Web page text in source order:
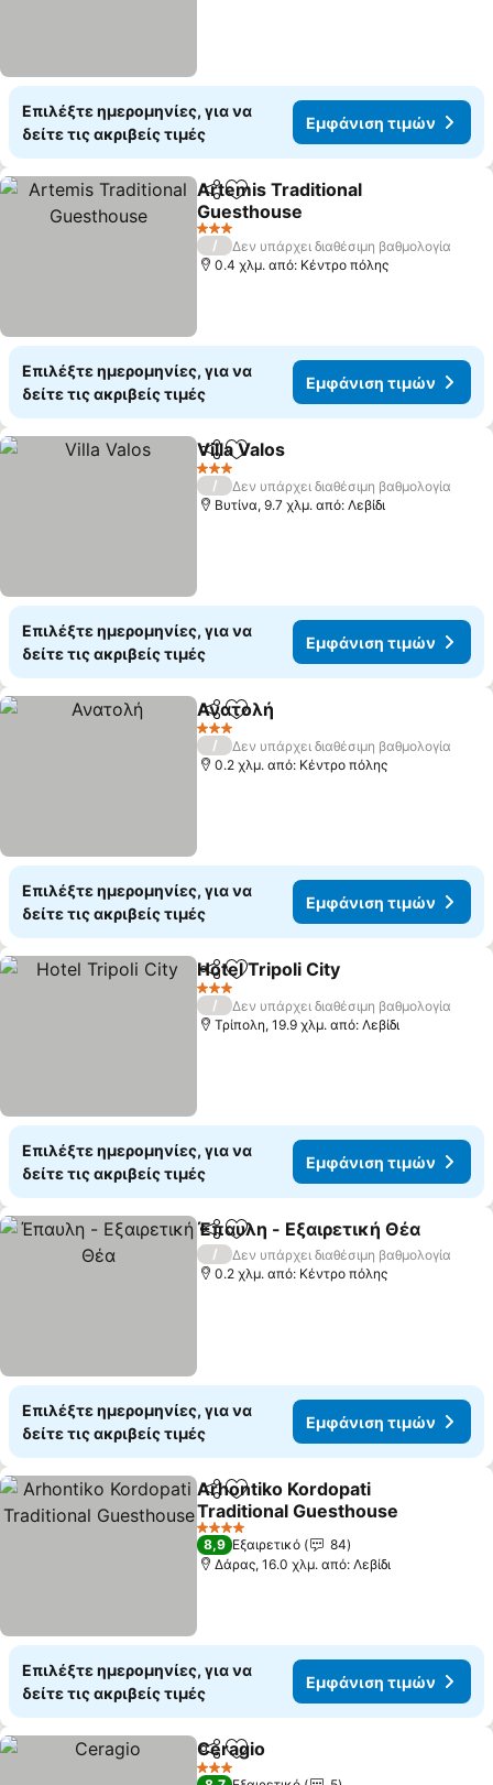
Επιλέξτε ημερομηνίες, για να
δείτε τις ακριβείς τιμές
Εμφάνιση τιμών
Κοινοποίηση
Προσθήκη στα αγαπημένα
Artemis Traditional
Guesthouse
Εμφάνιση τιμών
3 Αστέρια
/
Δεν υπάρχει διαθέσιμη βαθμολογία
0.4 χλμ. από: Κέντρο πόλης
Επιλέξτε ημερομηνίες, για να
δείτε τις ακριβείς τιμές
Εμφάνιση τιμών
Κοινοποίηση
Προσθήκη στα αγαπημένα
Villa Valos
3 Αστέρια
/
Δεν υπάρχει διαθέσιμη βαθμολογία
Βυτίνα, 9.7 χλμ. από: Λεβίδι
Επιλέξτε ημερομηνίες, για να
δείτε τις ακριβείς τιμές
Εμφάνιση τιμών
Κοινοποίηση
Προσθήκη στα αγαπημένα
Ανατολή
3 Αστέρια
/
Δεν υπάρχει διαθέσιμη βαθμολογία
0.2 χλμ. από: Κέντρο πόλης
Επιλέξτε ημερομηνίες, για να
δείτε τις ακριβείς τιμές
Εμφάνιση τιμών
Κοινοποίηση
Προσθήκη στα αγαπημένα
Hotel Tripoli City
3 Αστέρια
/
Δεν υπάρχει διαθέσιμη βαθμολογία
Τρίπολη, 19.9 χλμ. από: Λεβίδι
Επιλέξτε ημερομηνίες, για να
δείτε τις ακριβείς τιμές
Εμφάνιση τιμών
Κοινοποίηση
Προσθήκη στα αγαπημένα
Έπαυλη - Εξαιρετική Θέα
/
Δεν υπάρχει διαθέσιμη βαθμολογία
0.2 χλμ. από: Κέντρο πόλης
Επιλέξτε ημερομηνίες, για να
δείτε τις ακριβείς τιμές
Εμφάνιση τιμών
Κοινοποίηση
Προσθήκη στα αγαπημένα
Arhontiko Kordopati
Traditional Guesthouse
Εμφάνιση τιμών
4 Αστέρια
8,9 Εξαιρετικό
84
Δάρας, 16.0 χλμ. από: Λεβίδι
Επιλέξτε ημερομηνίες, για να
δείτε τις ακριβείς τιμές
Εμφάνιση τιμών
Κοινοποίηση
Προσθήκη στα αγαπημένα
Ceragio
3 Αστέρια